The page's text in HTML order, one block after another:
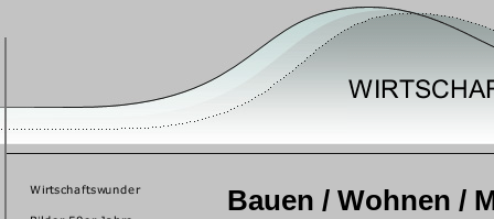
Bauen / Wohnen /